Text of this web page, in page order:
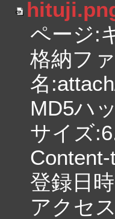
ページ:
格納フ
名
MD5ハ
サイズ
登録日
アクセ